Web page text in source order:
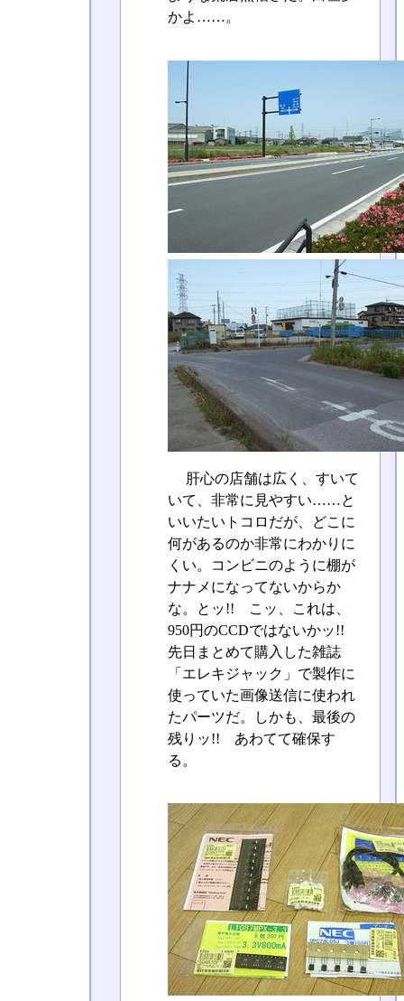
かよ……。
肝心の店舗は広く、すいて
いて、非常に見やすい……と
いいたいトコロだが、どこに
何があるのか非常にわかりに
くい。コンビニのように棚が
ナナメになってないからか
な。とッ!! こッ、これは、
950円のCCDではないかッ!!
先日まとめて購入した雑誌
「エレキジャック」で製作に
使っていた画像送信に使われ
たパーツだ。しかも、最後の
残りッ!! あわてて確保す
る。